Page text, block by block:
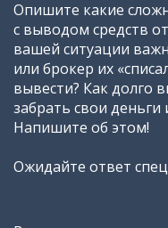
Опишите какие
с выводом средств
вашей ситуации
или брокер их
вывести? Как долго
забрать свои деньги
Напишите об этом!
Ожидайте ответ